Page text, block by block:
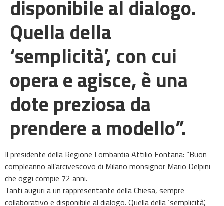
disponibile al dialogo.
Quella della
‘semplicità’, con cui
opera e agisce, è una
dote preziosa da
prendere a modello”.
Il presidente della Regione Lombardia Attilio Fontana: “Buon
compleanno all’arcivescovo di Milano monsignor Mario Delpini
che oggi compie 72 anni.
Tanti auguri a un rappresentante della Chiesa, sempre
collaborativo e disponibile al dialogo. Quella della ‘semplicità’,